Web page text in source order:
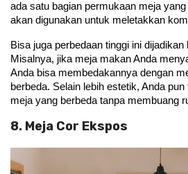
ada satu bagian permukaan meja
akan digunakan untuk meletakkan
Bisa juga perbedaan tinggi ini
Misalnya, jika meja makan Anda
Anda bisa membedakannya dengan
berbeda. Selain lebih estetik, Anda
meja yang berbeda tanpa membuang
8. Meja Cor Ekspos